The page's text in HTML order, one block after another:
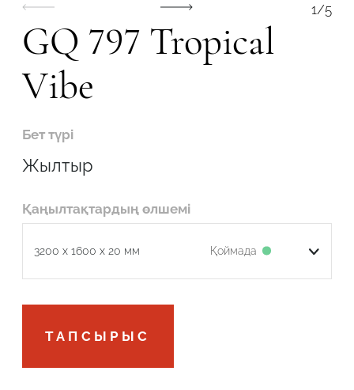
1/5
GQ 797 Tropical
Vibe
Бет түрі
Жылтыр
Қаңылтақтардың өлшемі
3200 x 1600 x 20 мм Қоймада
ТАПСЫРЫС
Робот емес екеніңізді растаңыз
Робот емес екеніңізді растаңыз
ЖІБЕРУ
Робот емес екеніңізді растаңыз